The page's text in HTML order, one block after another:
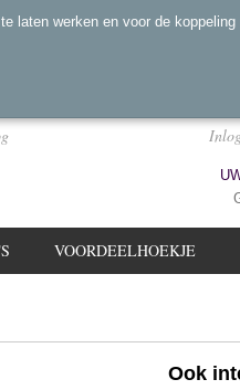
VOORDEELHOEKJE
Ook
laten werken en voor de